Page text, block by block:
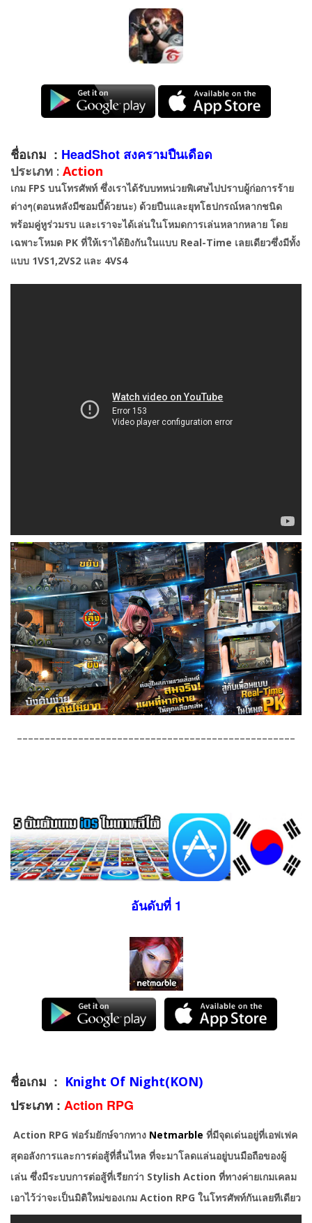
ชื่อเกม : HeadShot สงครามปืนเดือด
ประเภท : Action
เกม FPS บนโทรศัพท์ ซึ่งเราได้รับบทหน่วยพิเศษไปปราบผู้ก่อการร้าย
ต่างๆ(ตอนหลังมีซอมบี้ด้วยนะ) ด้วยปืนและยุทโธปกรณ์หลากชนิด
พร้อมคู่หูร่วมรบ และเราจะได้เล่นในโหมดการเล่นหลากหลาย โดย
เฉพาะโหมด PK ที่ให้เราได้ยิงกันในแบบ Real-Time เลยเดียวซึ่งมีทั้ง
แบบ 1VS1,2VS2 และ 4VS4
--------------------------------------------------
อันดับที่ 1
ชื่อเกม : Knight Of Night(KON)
ประเภท : Action RPG
Action RPG ฟอร์มยักษ์จากทาง Netmarble ที่มีจุดเด่นอยู่ที่เอฟเฟค
สุดอลังการและการต่อสู้ที่ลื่นไหล ที่จะมาโลดแล่นอยู่บนมือถือของผู้
เล่น ซึ่งมีระบบการต่อสู้ที่เรียกว่า Stylish Action ที่ทางค่ายเกมเคลม
เอาไว้ว่าจะเป็นมิติใหม่ของเกม Action RPG ในโทรศัพท์กันเลยทีเดียว